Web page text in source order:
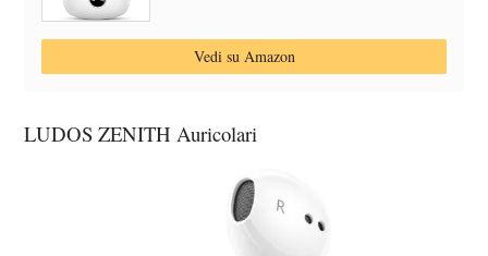
Vedi su Amazon
LUDOS ZENITH Auricolari